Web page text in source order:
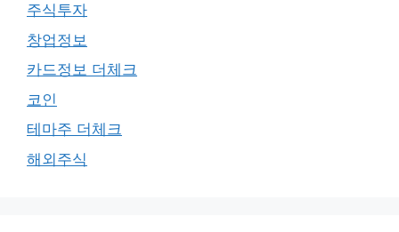
주식투자
창업정보
카드정보 더체크
코인
테마주 더체크
해외주식